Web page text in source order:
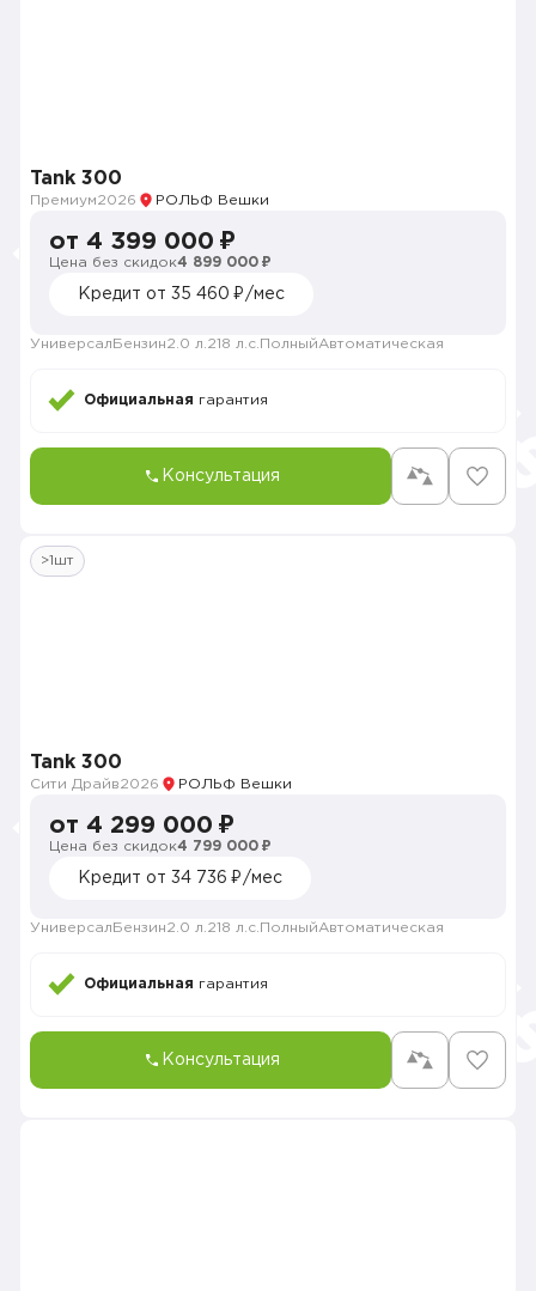
Tank 300
Премиум2026 РОЛЬФ Вешки
от 4 399 000 ₽
Цена без скидок4 899 000 ₽
Кредит от 35 460 ₽/мес
Универсал Бензин2.0 л. 218 л.с. ПолныйАвтоматическая
Официальная гарантия
Консультация
>1шт
Tank 300
Сити Драйв2026 РОЛЬФ Вешки
от 4 299 000 ₽
Цена без скидок4 799 000 ₽
Кредит от 34 736 ₽/мес
Универсал Бензин2.0 л. 218 л.с. ПолныйАвтоматическая
Официальная гарантия
Консультация